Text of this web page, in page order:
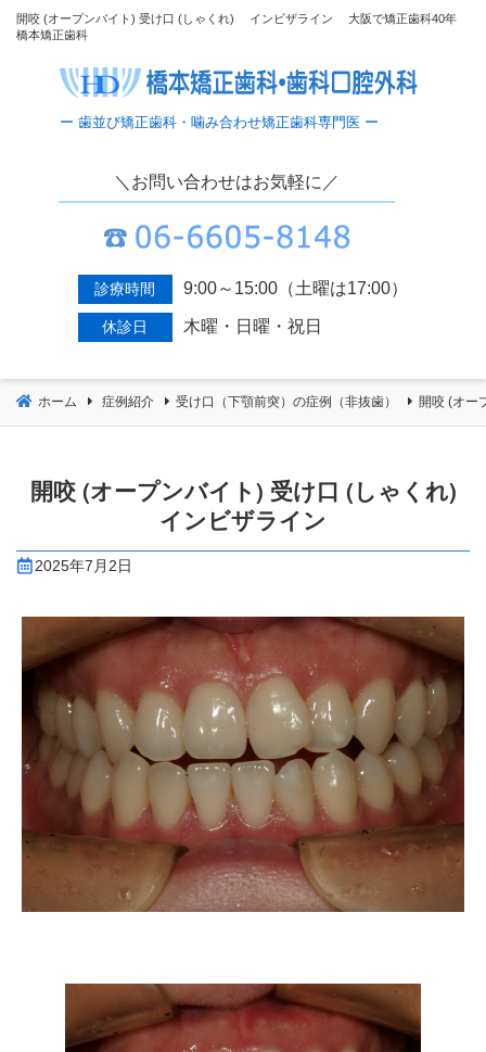
開咬 (オープンバイト) 受け口 (しゃくれ) インビザライン 大阪で矯正歯科40年
橋本矯正歯科
＼お問い合わせはお気軽に／
診療時間 9:00～15:00（土曜は17:00）
休診日 木曜・日曜・祝日
ホーム 症例紹介 受け口（下顎前突）の症例（非抜歯） 開咬 (オ
開咬 (オープンバイト) 受け口 (しゃくれ)
インビザライン
2025年7月2日